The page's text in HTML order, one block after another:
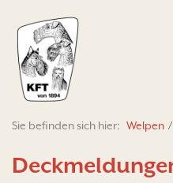
Sie befinden sich hier: Welpen /